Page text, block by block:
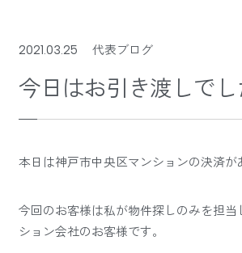
2021.03.25 代表ブログ
今日はお引き渡しでし
本日は神戸市中央区マンションの決済が
今回のお客様は私が物件探しのみを担当
ション会社のお客様です。